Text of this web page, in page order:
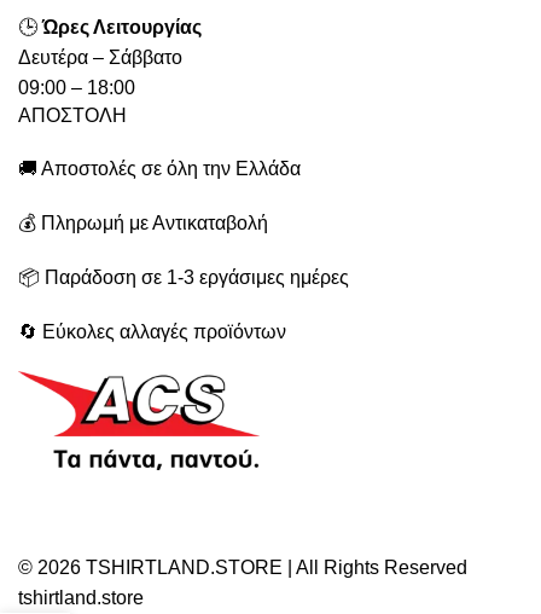
🕒Ώρες Λειτουργίας
Δευτέρα – Σάββατο
09:00 – 18:00
ΑΠΟΣΤΟΛΗ
🚚 Αποστολές σε όλη την Ελλάδα
💰 Πληρωμή με Αντικαταβολή
📦 Παράδοση σε 1-3 εργάσιμες ημέρες
🔄 Εύκολες αλλαγές προϊόντων
© 2026 TSHIRTLAND.STORE | All Rights Reserved
tshirtland.store